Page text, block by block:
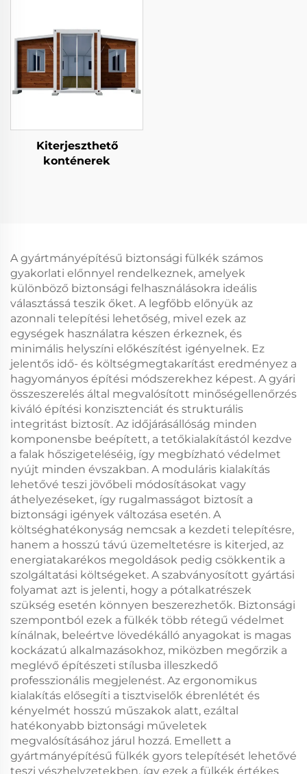
Kiterjeszthető
konténerek
A gyártmányépítésű biztonsági fülkék számos
gyakorlati előnnyel rendelkeznek, amelyek
különböző biztonsági felhasználásokra ideális
választássá teszik őket. A legfőbb előnyük az
azonnali telepítési lehetőség, mivel ezek az
egységek használatra készen érkeznek, és
minimális helyszíni előkészítést igényelnek. Ez
jelentős idő- és költségmegtakarítást eredményez a
hagyományos építési módszerekhez képest. A gyári
összeszerelés által megvalósított minőségellenőrzés
kiváló építési konzisztenciát és strukturális
integritást biztosít. Az időjárásállóság minden
komponensbe beépített, a tetőkialakítástól kezdve
a falak hőszigeteléséig, így megbízható védelmet
nyújt minden évszakban. A moduláris kialakítás
lehetővé teszi jövőbeli módosításokat vagy
áthelyezéseket, így rugalmasságot biztosít a
biztonsági igények változása esetén. A
költséghatékonyság nemcsak a kezdeti telepítésre,
hanem a hosszú távú üzemeltetésre is kiterjed, az
energiatakarékos megoldások pedig csökkentik a
szolgáltatási költségeket. A szabványosított gyártási
folyamat azt is jelenti, hogy a pótalkatrészek
szükség esetén könnyen beszerezhetők. Biztonsági
szempontból ezek a fülkék több rétegű védelmet
kínálnak, beleértve lövedékálló anyagokat is magas
kockázatú alkalmazásokhoz, miközben megőrzik a
meglévő építészeti stílusba illeszkedő
professzionális megjelenést. Az ergonomikus
kialakítás elősegíti a tisztviselők ébrenlétét és
kényelmét hosszú műszakok alatt, ezáltal
hatékonyabb biztonsági műveletek
megvalósításához járul hozzá. Emellett a
gyártmányépítésű fülkék gyors telepítését lehetővé
teszi vészhelyzetekben, így ezek a fülkék értékes